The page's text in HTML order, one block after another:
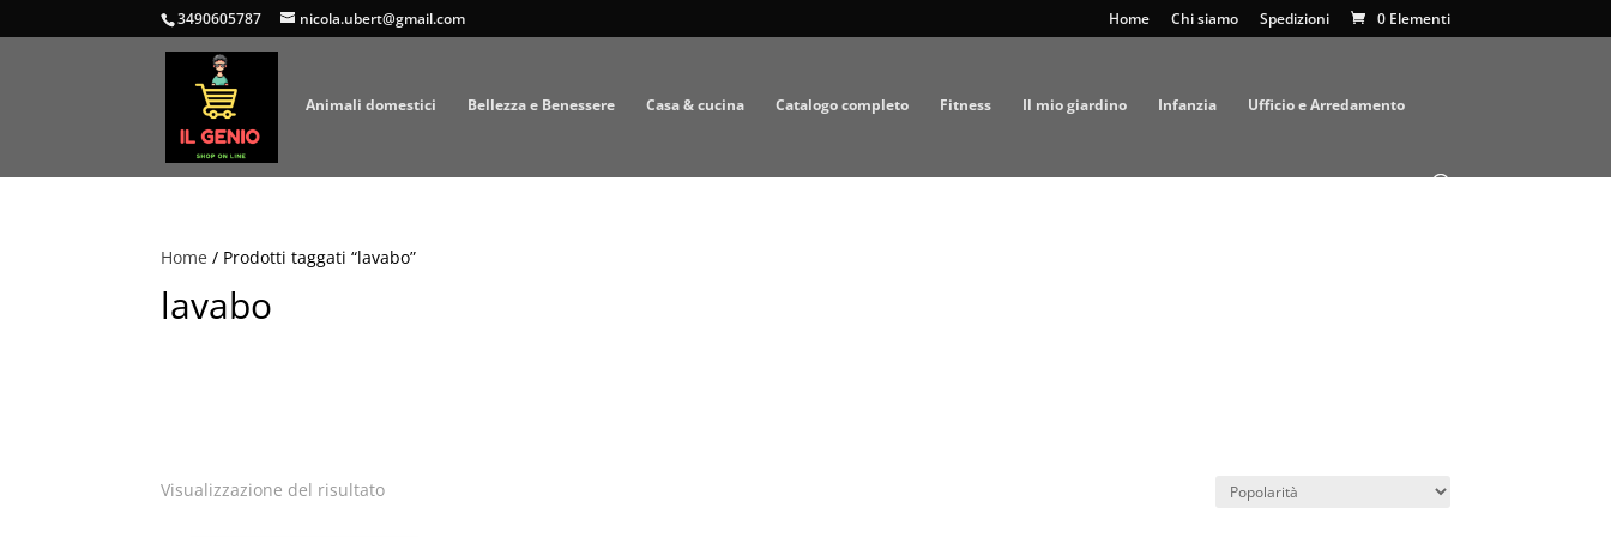
3490605787 nicola.ubert@gmail.com Home Chi siamo Spedizioni 0 Elementi
Animali domestici Bellezza e Benessere Casa & cucina Catalogo completo Fitness Il mio giardino Infanzia Ufficio e Arredamento
Home / Prodotti taggati “lavabo”
lavabo
Visualizzazione del risultato